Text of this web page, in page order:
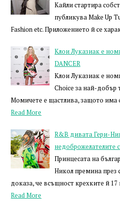
Кайли стартира
публикува Make Up
Fashion etc. Приложението й се
Клои Лукaзиак е
DANCER
Клои Лукaзиак е
Choice за най-добър
Момичете е щастлива, защото има
Read More
R&B дивата Гери-
недоброжелателите
Принцесата на
Никол премина през
доказа, че всъщност крехките й
Read More